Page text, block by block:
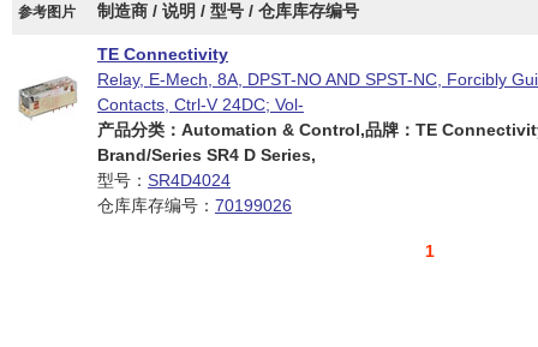
参考图片 制造商 / 说明 / 型号 / 仓库库存编号
TE Connectivity
Relay, E-Mech, 8A, DPST-NO AND SPST-NC, Forcibly
Contacts, Ctrl-V 24DC; Vol-
产品分类：Automation & Control,品牌：TE
Brand/Series SR4 D Series,
型号： SR4D4024
仓库库存编号： 70199026
1